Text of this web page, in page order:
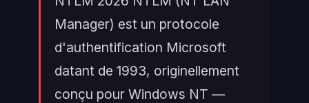
Manager) est un protocole
d'authentification Microsoft
datant de 1993, originellement
conçu pour Windows NT —